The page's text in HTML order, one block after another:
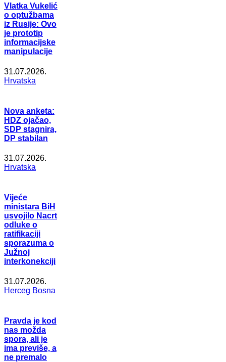
Vlatka Vukelić
o optužbama
iz Rusije: Ovo
je prototip
informacijske
manipulacije
31.07.2026.
Hrvatska
Nova anketa:
HDZ ojačao,
SDP stagnira,
DP stabilan
31.07.2026.
Hrvatska
Vijeće
ministara BiH
usvojilo Nacrt
odluke o
ratifikaciji
sporazuma o
Južnoj
interkonekciji
31.07.2026.
Herceg Bosna
Pravda je kod
nas možda
spora, ali je
ima previše, a
ne premalo